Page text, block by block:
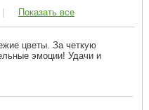
| Показать все
цветы. За четкую
эмоции! Удачи и